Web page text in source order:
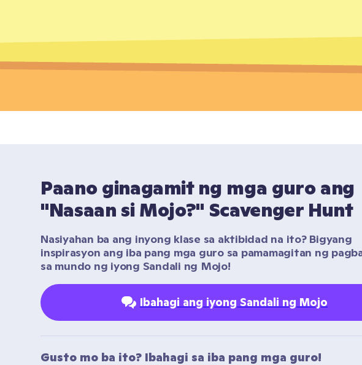
Paano ginagamit ng mga guro ang
"Nasaan si Mojo?" Scavenger Hunt
Nasiyahan ba ang inyong klase sa aktibidad na ito? Bigyang
inspirasyon ang iba pang mga guro sa pamamagitan ng
sa mundo ng iyong Sandali ng Mojo!
Ibahagi ang iyong Sandali ng Mojo
Gusto mo ba ito? Ibahagi sa iba pang mga guro!